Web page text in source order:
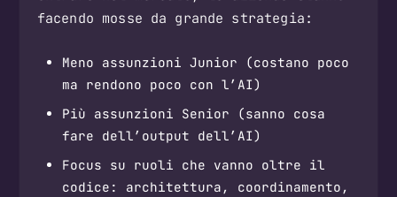
facendo mosse da grande strategia:
Meno assunzioni Junior (costano poco
ma rendono poco con l’AI)
Più assunzioni Senior (sanno cosa
fare dell’output dell’AI)
Focus su ruoli che vanno oltre il
codice: architettura, coordinamento,